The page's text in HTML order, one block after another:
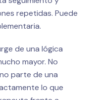
repetidas. Puede
de una lógica
mayor. No
parte de una
lo que